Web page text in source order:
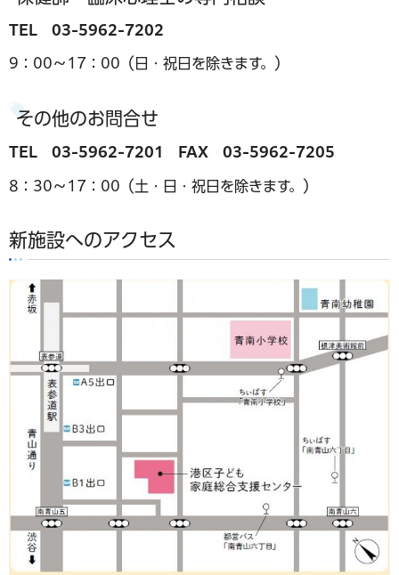
TEL 03-5962-7202
9：00～17：00（日・祝日を除きます。）
その他のお問合せ
TEL 03-5962-7201 FAX 03-5962-7205
8：30～17：00（土・日・祝日を除きます。）
新施設へのアクセス